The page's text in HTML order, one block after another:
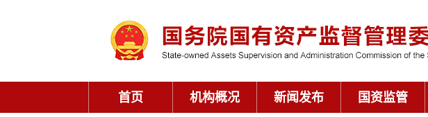
首页 机构概况 新闻发布 国资监管